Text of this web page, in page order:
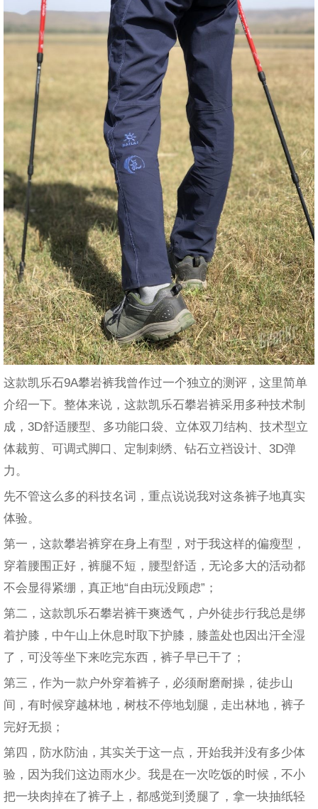
这款凯乐石9A攀岩裤我曾作过一个独立的测评，这里简单
介绍一下。整体来说，这款凯乐石攀岩裤采用多种技术制
成，3D舒适腰型、多功能口袋、立体双刀结构、技术型立
体裁剪、可调式脚口、定制刺绣、钻石立裆设计、3D弹
力。
先不管这么多的科技名词，重点说说我对这条裤子地真实
体验。
第一，这款攀岩裤穿在身上有型，对于我这样的偏瘦型，
穿着腰围正好，裤腿不短，腰型舒适，无论多大的活动都
不会显得紧绷，真正地“自由玩没顾虑”；
第二，这款凯乐石攀岩裤干爽透气，户外徒步行我总是绑
着护膝，中午山上休息时取下护膝，膝盖处也因出汗全湿
了，可没等坐下来吃完东西，裤子早已干了；
第三，作为一款户外穿着裤子，必须耐磨耐操，徒步山
间，有时候穿越林地，树枝不停地划腿，走出林地，裤子
完好无损；
第四，防水防油，其实关于这一点，开始我并没有多少体
验，因为我们这边雨水少。我是在一次吃饭的时候，不小
把一块肉掉在了裤子上，都感觉到烫腿了，拿一块抽纸轻